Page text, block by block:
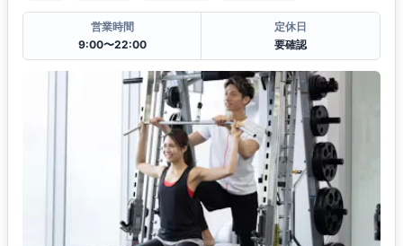
営業時間
9:00〜22:00
定休日
要確認